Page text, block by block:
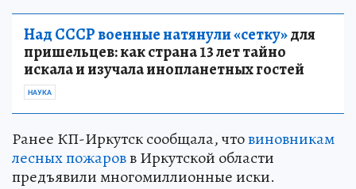
Над СССР военные натянули «сетку»для
пришельцев: как страна 13 лет тайно
искала и изучала инопланетных гостей
НАУКА
Ранее КП-Иркутск сообщала, чтовиновникам
лесных пожаровв Иркутской области
предъявили многомиллионные иски.